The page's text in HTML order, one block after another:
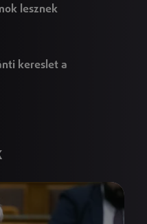
lesznek
kereslet a